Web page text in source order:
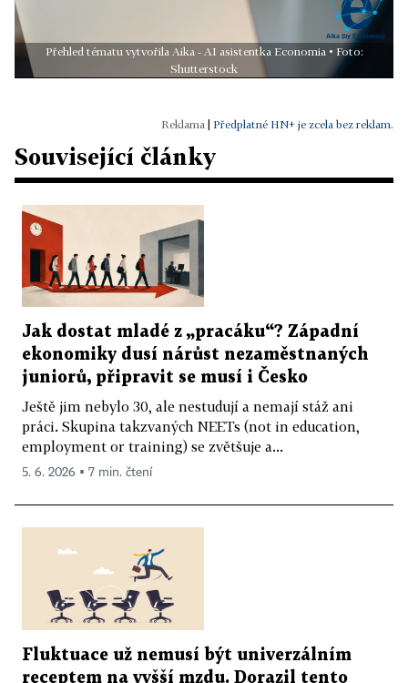
Přehled tématu vytvořila Aika - AI asistentka Economia • Foto:
Shutterstock
| Předplatné HN+ je zcela bez reklam.
Související články
Jak dostat mladé z „pracáku“? Západní
ekonomiky dusí nárůst nezaměstnaných
juniorů, připravit se musí i Česko
Ještě jim nebylo 30, ale nestudují a nemají stáž ani
práci. Skupina takzvaných NEETs (not in education,
employment or training) se zvětšuje a...
5. 6. 2026 ▪ 7 min. čtení
Fluktuace už nemusí být univerzálním
receptem na vyšší mzdu. Dorazil tento